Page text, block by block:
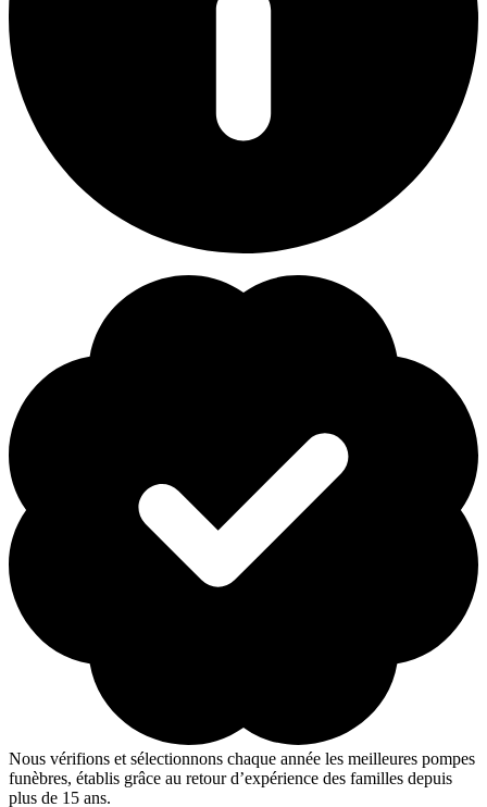
Nous vérifions et sélectionnons chaque année les meilleures pompes
funèbres, établis grâce au retour d’expérience des familles depuis
plus de 15 ans.